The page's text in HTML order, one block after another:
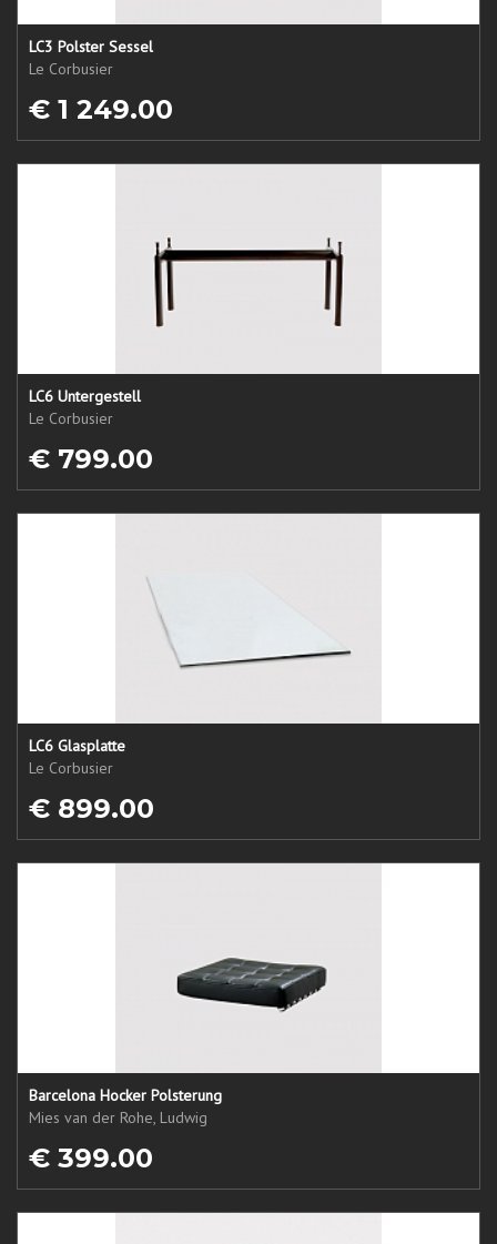
LC3 Polster Sessel
Le Corbusier
€ 1 249.00
LC6 Untergestell
Le Corbusier
€ 799.00
LC6 Glasplatte
Le Corbusier
€ 899.00
Barcelona Hocker Polsterung
Mies van der Rohe, Ludwig
€ 399.00